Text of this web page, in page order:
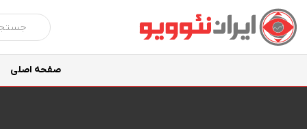
صفحه اصلی